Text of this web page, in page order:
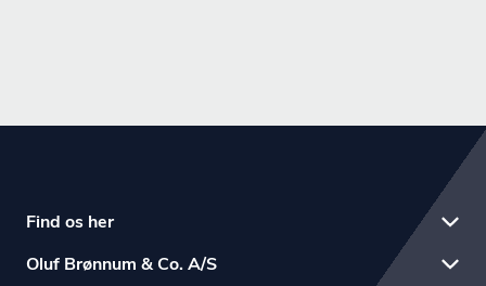
Find os her
Oluf Brønnum & Co. A/S